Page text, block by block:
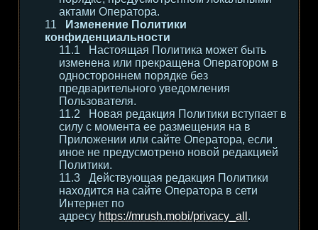
актами Оператора.
Изменение Политики
конфиденциальности
Настоящая Политика может быть
изменена или прекращена Оператором в
одностороннем порядке без
предварительного уведомления
Пользователя.
Новая редакция Политики вступает в
силу с момента ее размещения на в
Приложении или сайте Оператора, если
иное не предусмотрено новой редакцией
Политики.
Действующая редакция Политики
находится на сайте Оператора в сети
Интернет по
адресу https://mrush.mobi/privacy_all .